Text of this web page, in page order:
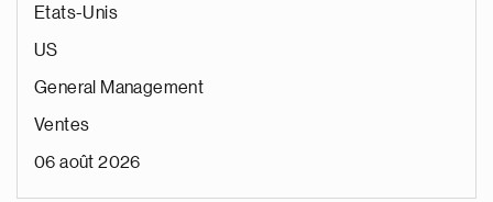
Etats-Unis
US
General Management
Ventes
06 août 2026